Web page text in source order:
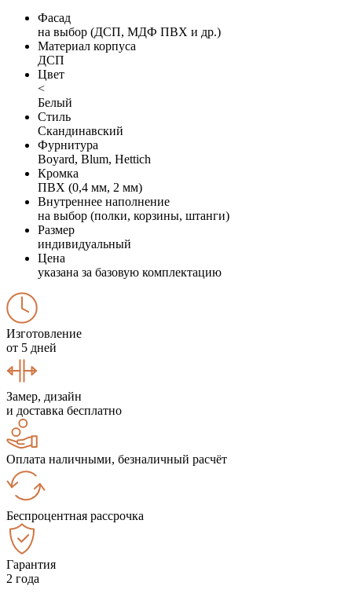
Фасад
на выбор (ДСП, МДФ ПВХ и др.)
Материал корпуса
ДСП
Цвет
<
Белый
Стиль
Скандинавский
Фурнитура
Boyard, Blum, Hettich
Кромка
ПВХ (0,4 мм, 2 мм)
Внутреннее наполнение
на выбор (полки, корзины, штанги)
Размер
индивидуальный
Цена
указана за базовую комплектацию
Изготовление
от 5 дней
Замер, дизайн
и доставка бесплатно
Оплата наличными, безналичный расчёт
Беспроцентная рассрочка
Гарантия
2 года